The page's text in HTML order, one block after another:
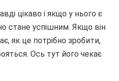
цікаво і якщо у нього є
стане успішним. Якщо він
як це потрібно зробити,
Ось тут його чекає